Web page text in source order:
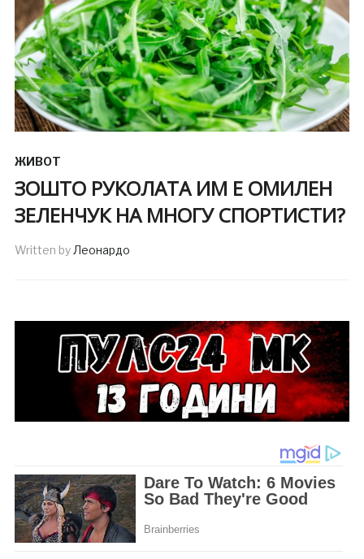
ЖИВОТ
ЗОШТО РУКОЛАТА ИМ Е ОМИЛЕН
ЗЕЛЕНЧУК НА МНОГУ СПОРТИСТИ?
Written byЛеонардо